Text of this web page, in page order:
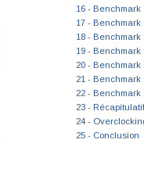
16 - Benchmark
17 - Benchmark
18 - Benchmark
19 - Benchmark
20 - Benchmark
21 -
22 - Benchmark
23 -
24 -
25 - Conclusion